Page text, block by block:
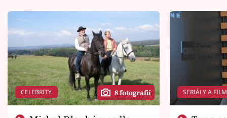
CELEBRITY 8 fotografií SERIÁLY A